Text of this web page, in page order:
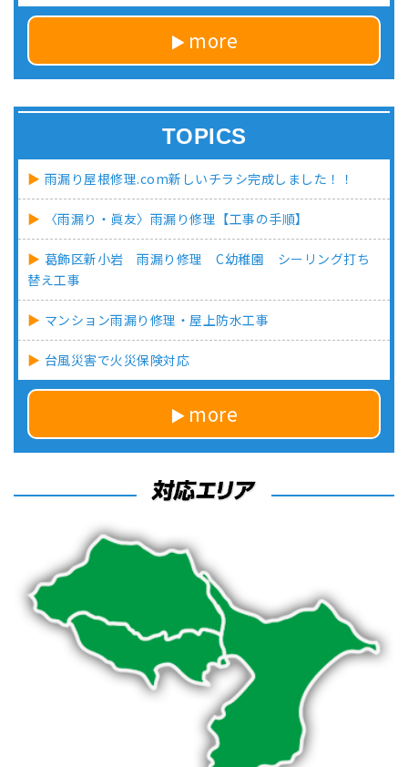
more
TOPICS
雨漏り屋根修理.com新しいチラシ完成しました！！
〈雨漏り・眞友〉雨漏り修理【工事の手順】
葛飾区新小岩 雨漏り修理 C幼稚園 シーリング打ち
替え工事
マンション雨漏り修理・屋上防水工事
台風災害で火災保険対応
more